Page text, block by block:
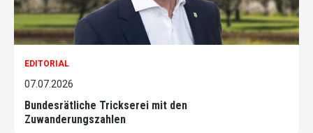
EDITORIAL
07.07.2026
Bundesrätliche Trickserei mit den
Zuwanderungszahlen